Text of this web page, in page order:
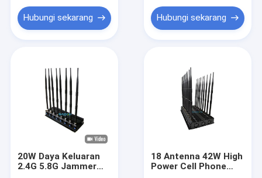
5G Signal Jammer Blocker
Hubungi sekarang Hubungi sekarang
20W Daya Keluaran
2.4G 5.8G Jammer
18 Antenna 42W High
Power Cell Phone